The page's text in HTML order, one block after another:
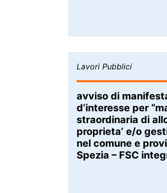
Lavori Pubblici
avviso di
d’interesse per
straordinaria di
proprieta’ e/o
nel comune e
Spezia – FSC